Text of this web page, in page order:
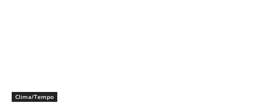
Clima/Tempo